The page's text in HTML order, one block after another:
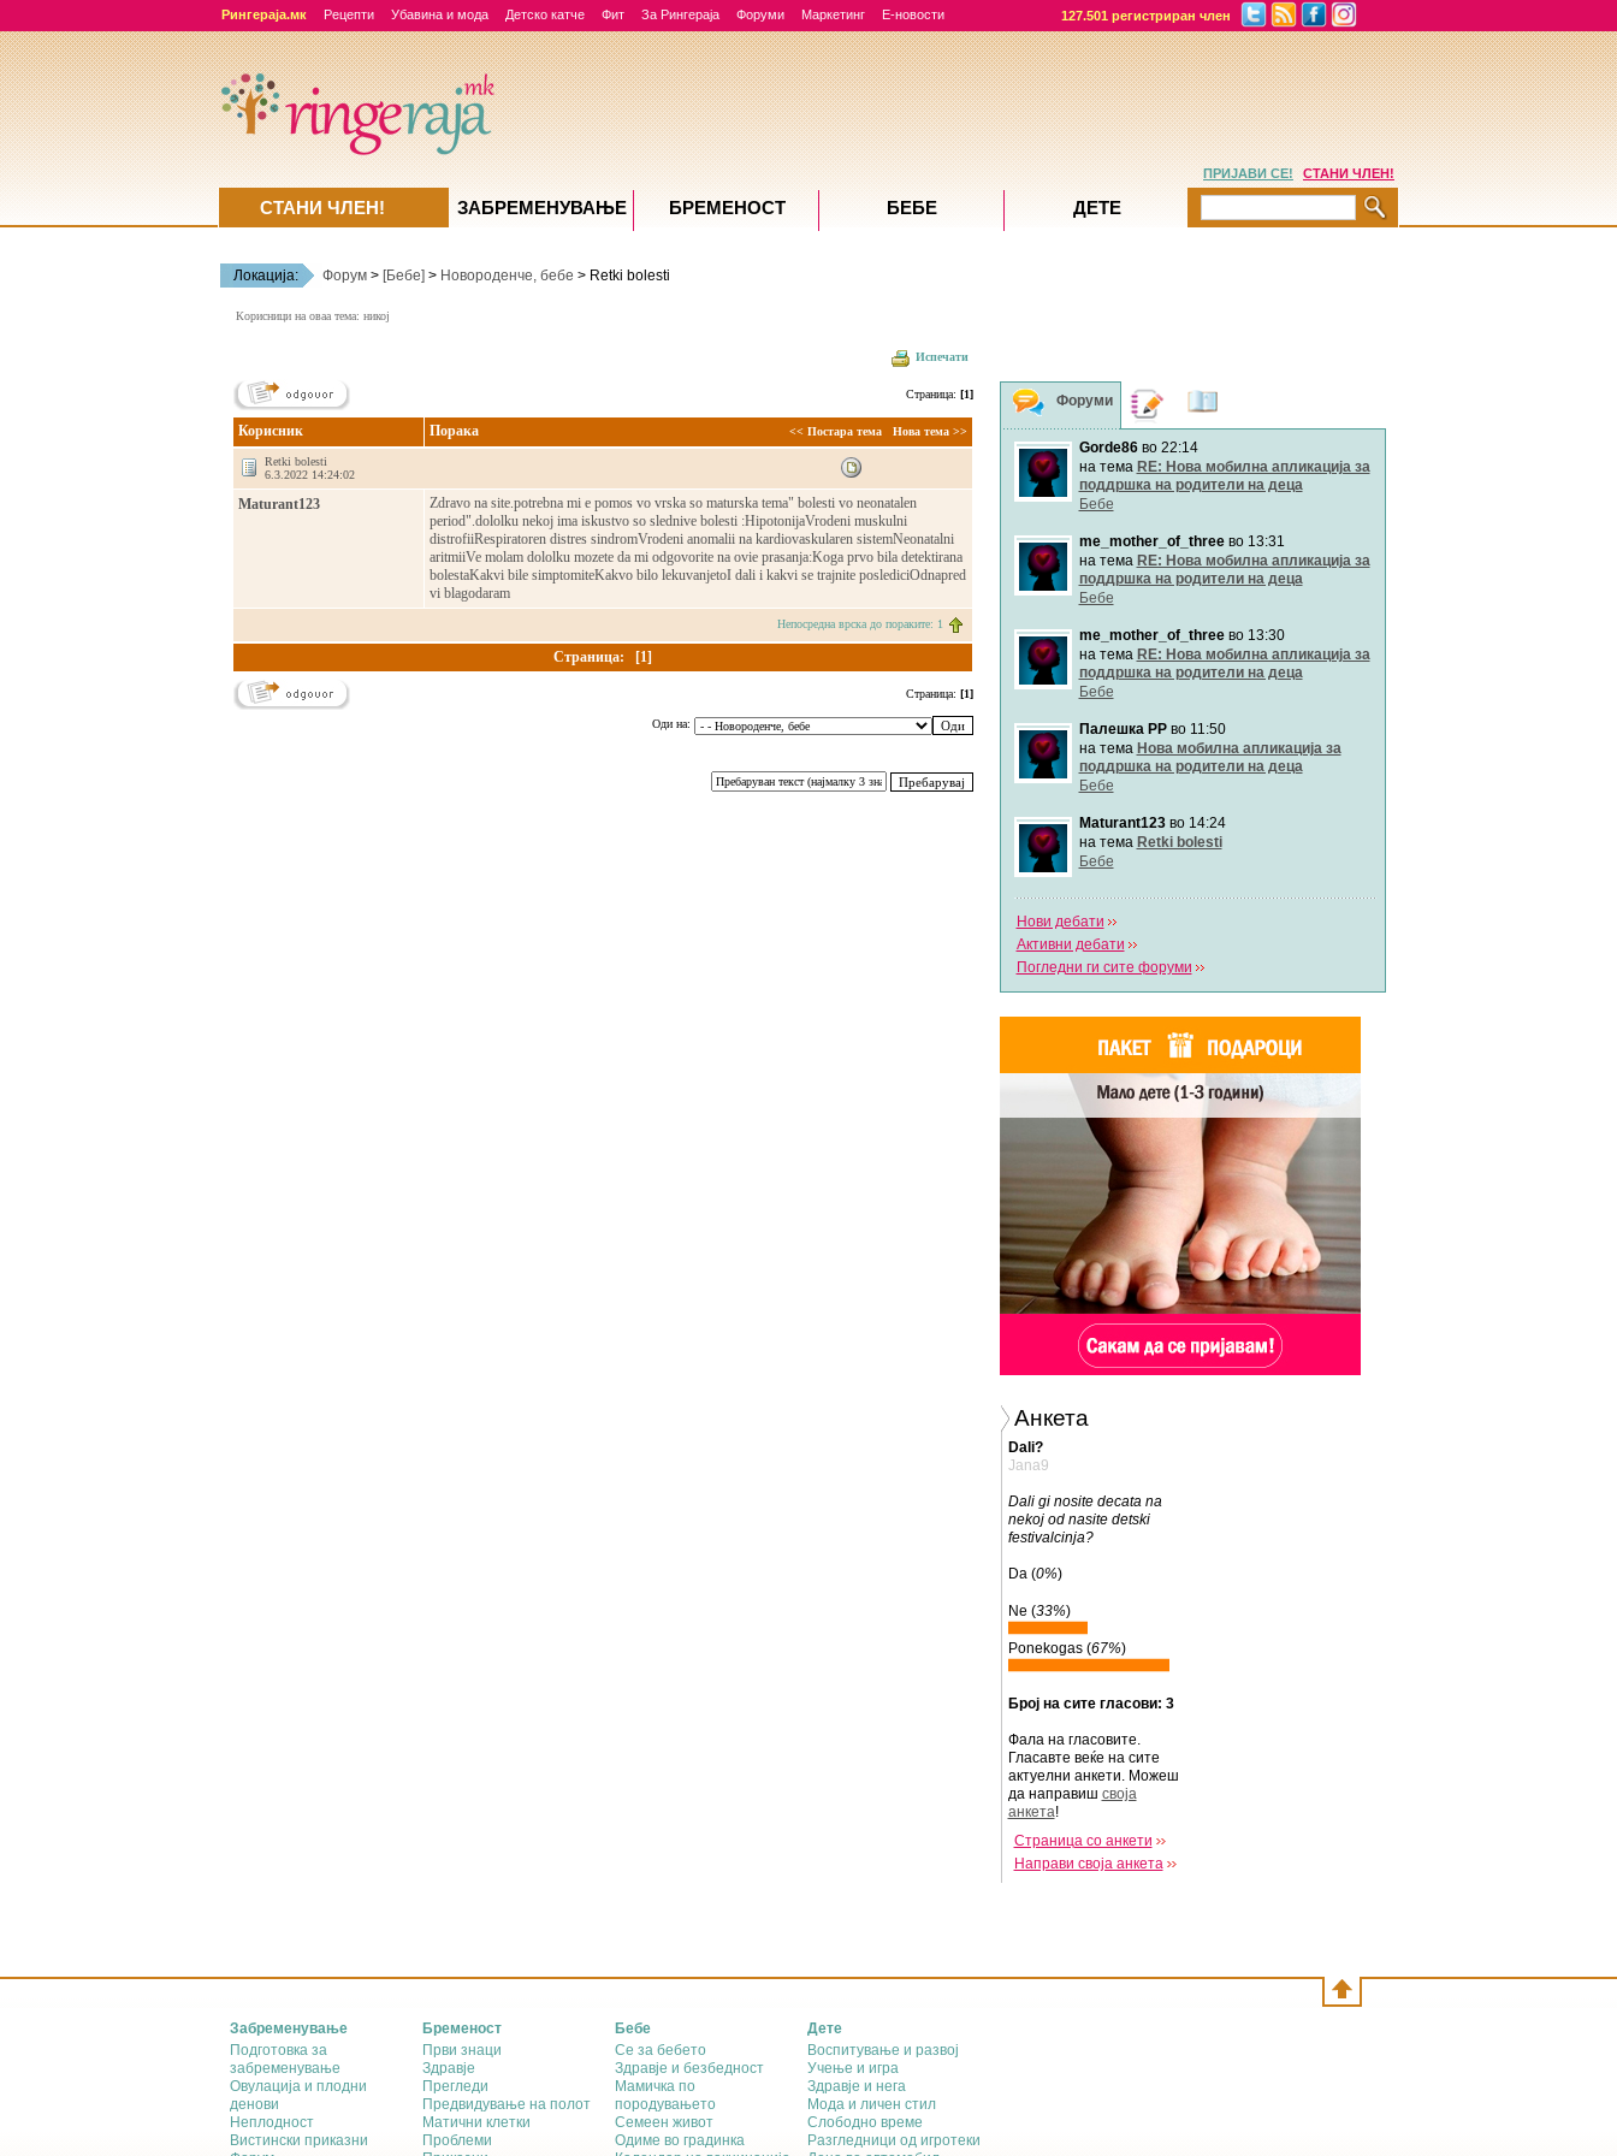
Рингераја.мк Рецепти Убавина и мода Детско катче Фит За Рингераја Форуми Маркетинг Е-новости 127.501 регистриран член
Локација: Форум> [Бебе] > Новороденче, бебе > Retki bolesti
Корисници на оваа тема: никој
Испечати
Страница: [1]
Корисник Порака << Постара тема Нова тема >>
Retki bolesti
6.3.2022 14:24:02
Maturant123
Zdravo na site.potrebna mi e pomos vo vrska so maturska tema" bolesti vo neonatalen
period".dololku nekoj ima iskustvo so slednive bolesti :HipotonijaVrodeni muskulni
distrofiiRespiratoren distres sindromVrodeni anomalii na kardiovaskularen sistemNeonatalni
aritmiiVe molam dololku mozete da mi odgovorite na ovie prasanja:Koga prvo bila detektirana
bolestaKakvi bile simptomiteKakvo bilo lekuvanjetoI dali i kakvi se trajnite poslediciOdnapred
vi blagodaram
Непосредна врска до пораките: 1
Страница: [1]
Страница: [1]
Оди на:
Форуми Дневници
Gorde86во 22:14
на тема RE: Нова мобилна апликација за
поддршка на родители на деца
Бебе
me_mother_of_threeво 13:31
на тема RE: Нова мобилна апликација за
поддршка на родители на деца
Бебе
me_mother_of_threeво 13:30
на тема RE: Нова мобилна апликација за
поддршка на родители на деца
Бебе
Палешка РРво 11:50
на тема Нова мобилна апликација за
поддршка на родители на деца
Бебе
Maturant123во 14:24
на тема Retki bolesti
Бебе
Нови дебати
Активни дебати
Погледни ги сите форуми
Анкета
Dali?
Jana9
Dali gi nosite decata na
nekoj od nasite detski
festivalcinja?
Da (0%)
Ne (33%)
Ponekogas (67%)
Број на сите гласови: 3
Фала на гласовите.
Гласавте веќе на сите
актуелни анкети. Можеш
да направиш своја
анкета!
Страница со анкети
Направи своја анкета
ПРИЈАВИ СЕ! СТАНИ ЧЛЕН!
СТАНИ ЧЛЕН! ЗАБРЕМЕНУВАЊE БРЕМЕНОСТ БЕБЕ ДЕТЕ
Забременување
Подготовка за
забременување
Овулација и плодни
денови
Неплодност
Вистински приказни
Бременост
Први знаци
Здравје
Прегледи
Предвидување на полот
Матични клетки
Проблеми
Бебе
Се за бебето
Здравје и безбедност
Мамичка по
породувањето
Семеен живот
Одиме во градинка
Дете
Воспитување и развој
Учење и игра
Здравје и нега
Мода и личен стил
Слободно време
Разгледници од игротеки